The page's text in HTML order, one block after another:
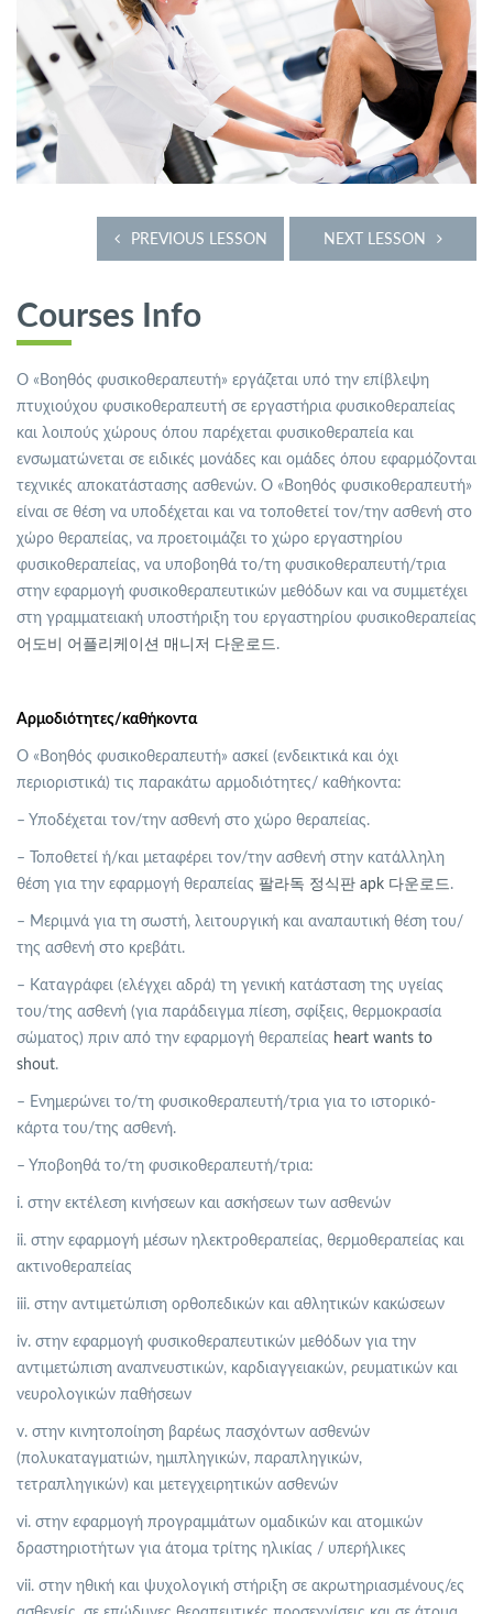
NEXT LESSON
PREVIOUS LESSON
Courses Info
Ο «Βοηθός φυσικοθεραπευτή» εργάζεται υπό την επίβλεψη
πτυχιούχου φυσικοθεραπευτή σε εργαστήρια φυσικοθεραπείας
και λοιπούς χώρους όπου παρέχεται φυσικοθεραπεία και
ενσωματώνεται σε ειδικές μονάδες και ομάδες όπου εφαρμόζονται
τεχνικές αποκατάστασης ασθενών. Ο «Βοηθός φυσικοθεραπευτή»
είναι σε θέση να υποδέχεται και να τοποθετεί τον/την ασθενή στο
χώρο θεραπείας, να προετοιμάζει το χώρο εργαστηρίου
φυσικοθεραπείας, να υποβοηθά το/τη φυσικοθεραπευτή/τρια
στην εφαρμογή φυσικοθεραπευτικών μεθόδων και να συμμετέχει
στη γραμματειακή υποστήριξη του εργαστηρίου φυσικοθεραπείας
어도비 어플리케이션 매니저 다운로드.
Αρμοδιότητες/καθήκοντα
Ο «Βοηθός φυσικοθεραπευτή» ασκεί (ενδεικτικά και όχι
περιοριστικά) τις παρακάτω αρμοδιότητες/ καθήκοντα:
– Υποδέχεται τον/την ασθενή στο χώρο θεραπείας.
– Τοποθετεί ή/και μεταφέρει τον/την ασθενή στην κατάλληλη
θέση για την εφαρμογή θεραπείας 팔라독 정식판 apk 다운로드.
– Μεριμνά για τη σωστή, λειτουργική και αναπαυτική θέση του/
της ασθενή στο κρεβάτι.
– Καταγράφει (ελέγχει αδρά) τη γενική κατάσταση της υγείας
του/της ασθενή (για παράδειγμα πίεση, σφίξεις, θερμοκρασία
σώματος) πριν από την εφαρμογή θεραπείας heart wants to
shout.
– Ενημερώνει το/τη φυσικοθεραπευτή/τρια για το ιστορικό-
κάρτα του/της ασθενή.
– Υποβοηθά το/τη φυσικοθεραπευτή/τρια:
i. στην εκτέλεση κινήσεων και ασκήσεων των ασθενών
ii. στην εφαρμογή μέσων ηλεκτροθεραπείας, θερμοθεραπείας και
ακτινοθεραπείας
iii. στην αντιμετώπιση ορθοπεδικών και αθλητικών κακώσεων
iv. στην εφαρμογή φυσικοθεραπευτικών μεθόδων για την
αντιμετώπιση αναπνευστικών, καρδιαγγειακών, ρευματικών και
νευρολογικών παθήσεων
v. στην κινητοποίηση βαρέως πασχόντων ασθενών
(πολυκαταγματιών, ημιπληγικών, παραπληγικών,
τετραπληγικών) και μετεγχειρητικών ασθενών
vi. στην εφαρμογή προγραμμάτων ομαδικών και ατομικών
δραστηριοτήτων για άτομα τρίτης ηλικίας / υπερήλικες
vii. στην ηθική και ψυχολογική στήριξη σε ακρωτηριασμένους/ες